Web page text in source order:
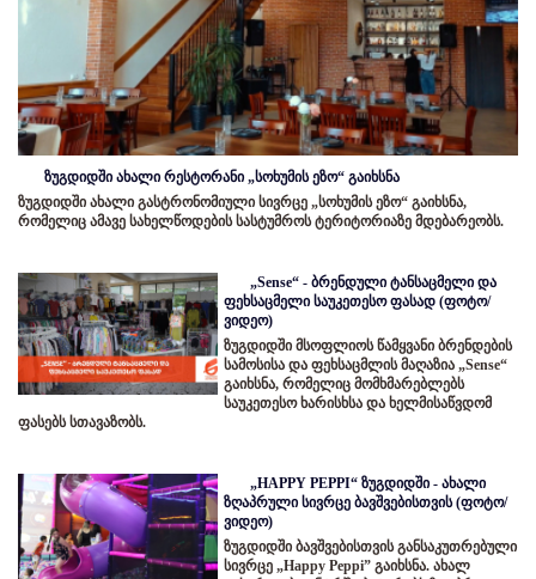
ზუგდიდში ახალი რესტორანი „სოხუმის ეზო“ გაიხსნა
ზუგდიდში ახალი გასტრონომიული სივრცე „სოხუმის ეზო“ გაიხსნა,
რომელიც ამავე სახელწოდების სასტუმროს ტერიტორიაზე მდებარეობს.
„Sense“ - ბრენდული ტანსაცმელი და
ფეხსაცმელი საუკეთესო ფასად (ფოტო/
ვიდეო)
ზუგდიდში მსოფლიოს წამყვანი ბრენდების
სამოსისა და ფეხსაცმლის მაღაზია „Sense“
გაიხსნა, რომელიც მომხმარებლებს
საუკეთესო ხარისხსა და ხელმისაწვდომ
ფასებს სთავაზობს.
„HAPPY PEPPI“ ზუგდიდში - ახალი
ზღაპრული სივრცე ბავშვებისთვის (ფოტო/
ვიდეო)
ზუგდიდში ბავშვებისთვის განსაკუთრებული
სივრცე „Happy Peppi” გაიხსნა. ახალ